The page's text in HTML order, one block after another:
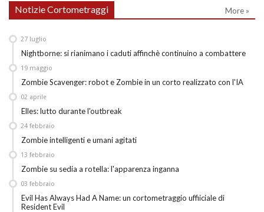
Notizie Cortometraggi More »
Nightborne: si rianimano i caduti affinchè continuino a combattere
27 luglio
Zombie Scavenger: robot e Zombie in un corto realizzato con l'IA
19 maggio
Elles: lutto durante l'outbreak
02 aprile
Zombie intelligenti e umani agitati
24 febbraio
Zombie su sedia a rotella: l'apparenza inganna
13 febbraio
Evil Has Always Had A Name: un cortometraggio uffiiciale di
Resident Evil
03 febbraio